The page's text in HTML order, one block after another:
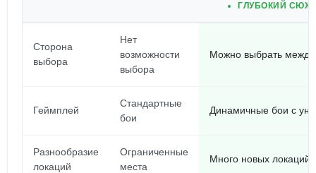
ГЛУБОКИЙ
Сторона
выбора
Нет
возможности
выбора
Можно выбрать
Геймплей
Стандартные
бои
Динамичные бои с
Разнообразие
локаций
Ограниченные
места
Много новых